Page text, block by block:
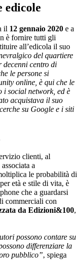
edicole
il 12 gennaio 2020 e a
è fornire tutti gli
all’edicola il suo
del quartiere
decenni centro di
le persone si
online, è qui che le
i social network, ed è
acquistava il suo
su Google e i siti
clienti, al
a
le probabilità di
età e stile di vita, è
che a guardarsi
commerciali con
da Edizioni&100,
possono contare su
differenziare la
pubblico”, spiega